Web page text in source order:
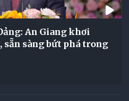
An Giang khơi
sẵn sàng bứt phá trong